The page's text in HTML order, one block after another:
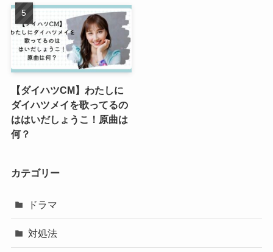
【ダイハツCM】わたしに
ダイハツメイを歌ってるの
ははいだしょうこ！原曲は
何？
カテゴリー
ドラマ
対処法